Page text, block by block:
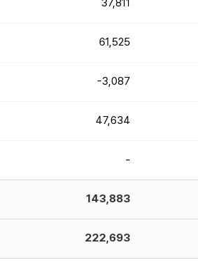
37,811
61,525
-3,087
47,634
-
143,883
222,693